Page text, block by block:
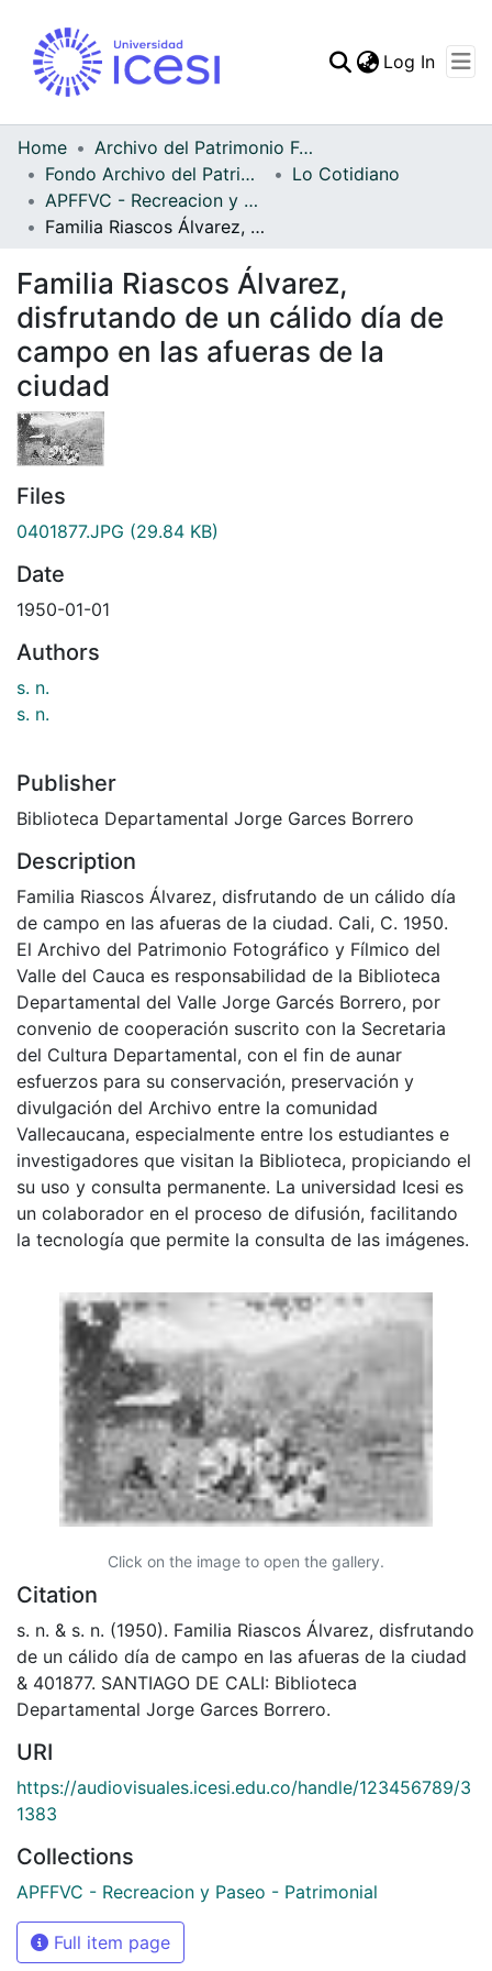
Statistics
Log In
Home
Archivo del Patrimonio Fotográfico y Fílmico del Valle del Cauca
Fondo Archivo del Patrimonio Fotográfico y Fílmico del Valle del Cauca
Lo Cotidiano
APFFVC - Recreacion y Paseo - Patrimonial
Familia Riascos Álvarez, disfrutando de un cálido día de campo en las afueras de la ciudad
Familia Riascos Álvarez,
disfrutando de un cálido día de
campo en las afueras de la
ciudad
Files
0401877.JPG (29.84 KB)
Date
1950-01-01
Authors
s. n.
s. n.
Publisher
Biblioteca Departamental Jorge Garces Borrero
Description
Familia Riascos Álvarez, disfrutando de un cálido día
de campo en las afueras de la ciudad. Cali, C. 1950.
El Archivo del Patrimonio Fotográfico y Fílmico del
Valle del Cauca es responsabilidad de la Biblioteca
Departamental del Valle Jorge Garcés Borrero, por
convenio de cooperación suscrito con la Secretaria
del Cultura Departamental, con el fin de aunar
esfuerzos para su conservación, preservación y
divulgación del Archivo entre la comunidad
Vallecaucana, especialmente entre los estudiantes e
investigadores que visitan la Biblioteca, propiciando el
su uso y consulta permanente. La universidad Icesi es
un colaborador en el proceso de difusión, facilitando
la tecnología que permite la consulta de las imágenes.
Click on the image to open the gallery.
Citation
s. n. & s. n. (1950). Familia Riascos Álvarez, disfrutando
de un cálido día de campo en las afueras de la ciudad
& 401877. SANTIAGO DE CALI: Biblioteca
Departamental Jorge Garces Borrero.
URI
https://audiovisuales.icesi.edu.co/handle/123456789/3
1383
Collections
APFFVC - Recreacion y Paseo - Patrimonial
Full item page